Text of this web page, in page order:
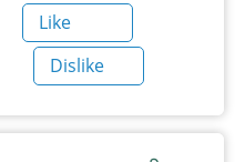
भुस्कुटे
Like
Dislike